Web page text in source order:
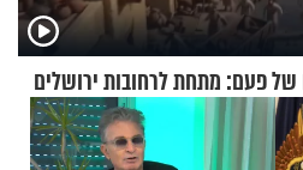
פעם: מתחת לרחובות ירושלים